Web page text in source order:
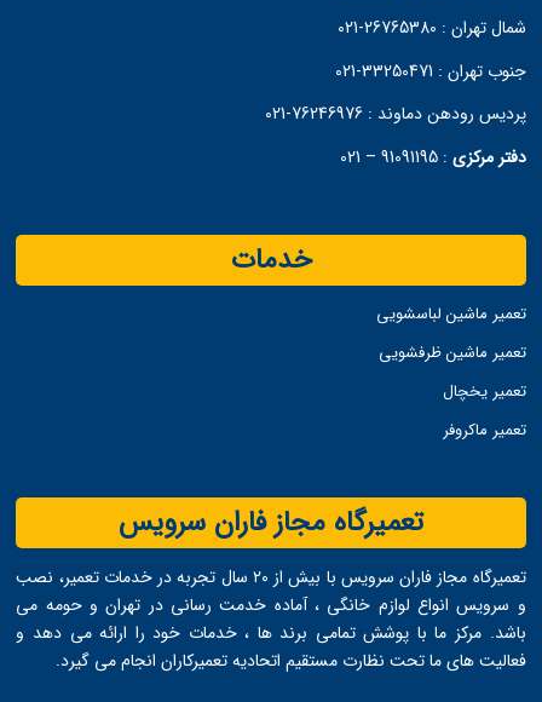
شمال تهران :
جنوب تهران : 33250471-021
پردیس رودهن دماوند :76246976-021
دفتر مرکزی :
91091195 – 021
خدمات
تعمیر ماشین لباسشویی
تعمیر ماشین ظرفشویی
تعمیر یخچال
تعمیر ماکروفر
تعمیرگاه مجاز فاران سرویس
تعمیرگاه مجاز فاران سرویس با بیش از ۲۰ سال تجربه در خدمات تعمیر، نصب
و سرویس انواع لوازم خانگی ، آماده خدمت ‌رسانی در تهران و حومه می
‌باشد. مرکز ما با پوشش تمامی برند ها ، خدمات خود را ارائه می ‌دهد و
فعالیت های ما تحت نظارت مستقیم اتحادیه تعمیرکاران انجام می ‌گیرد.